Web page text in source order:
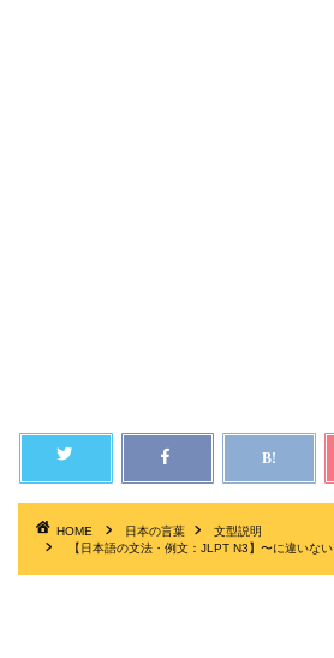
HOME 日本の言葉
文型説明
【日本語の文法・例文：JLPT N3】〜に違いない